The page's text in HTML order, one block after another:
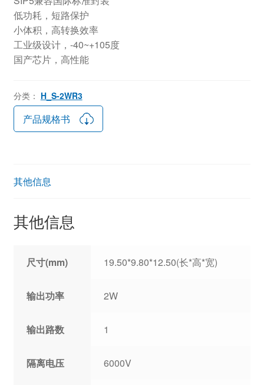
低功耗，短路保护
小体积，高转换效率
工业级设计，-40~+105度
国产芯片，高性能
分类： H_S-2WR3
产品规格书
其他信息
其他信息
尺寸(mm) 19.50*9.80*12.50(长*高*宽)
输出功率 2W
输出路数 1
隔离电压 6000V